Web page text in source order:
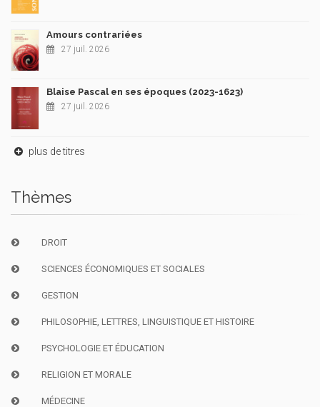
Amours contrariées
27 juil. 2026
Blaise Pascal en ses époques (2023-1623)
27 juil. 2026
plus de titres
Thèmes
DROIT
SCIENCES ÉCONOMIQUES ET SOCIALES
GESTION
PHILOSOPHIE, LETTRES, LINGUISTIQUE ET HISTOIRE
PSYCHOLOGIE ET ÉDUCATION
RELIGION ET MORALE
MÉDECINE